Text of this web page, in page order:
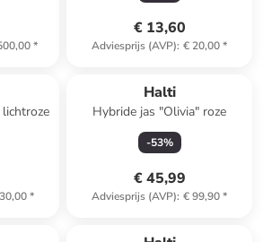
*
€ 13,60
Adviesprijs (AVP): € 20,00*
*
Halti
Hybride jas "Olivia" roze
-53%
€ 45,99
Adviesprijs (AVP): € 99,90*